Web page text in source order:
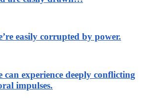
easily corrupted by power.
can experience deeply conflicting
impulses.